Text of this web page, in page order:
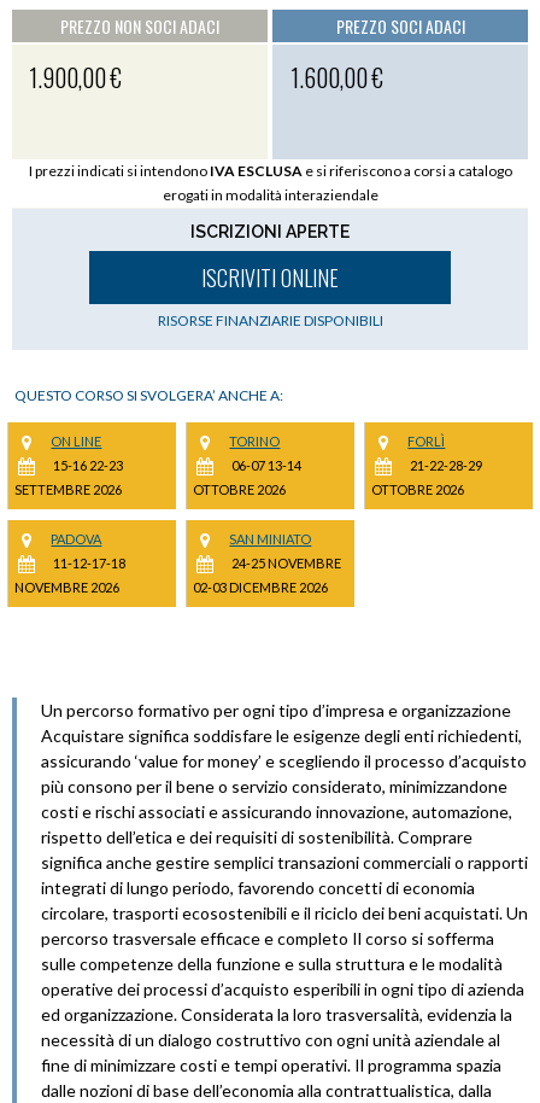
PREZZO NON SOCI ADACI
1.900,00 €
PREZZO SOCI ADACI
1.600,00 €
I prezzi indicati si intendono IVA ESCLUSAe si riferiscono a corsi a catalogo
erogati in modalità interaziendale
ISCRIZIONI APERTE
ISCRIVITI ONLINE
RISORSE FINANZIARIE DISPONIBILI
QUESTO CORSO SI SVOLGERA’ ANCHE A:
ON LINE
15-16 22-23
SETTEMBRE 2026
TORINO
06-07 13-14
OTTOBRE 2026
FORLÌ
21-22-28-29
OTTOBRE 2026
PADOVA
11-12-17-18
NOVEMBRE 2026
SAN MINIATO
24-25 NOVEMBRE
02-03 DICEMBRE 2026
Un percorso formativo per ogni tipo d’impresa e organizzazione
Acquistare significa soddisfare le esigenze degli enti richiedenti,
assicurando ‘value for money’ e scegliendo il processo d’acquisto
più consono per il bene o servizio considerato, minimizzandone
costi e rischi associati e assicurando innovazione, automazione,
rispetto dell’etica e dei requisiti di sostenibilità. Comprare
significa anche gestire semplici transazioni commerciali o rapporti
integrati di lungo periodo, favorendo concetti di economia
circolare, trasporti ecosostenibili e il riciclo dei beni acquistati. Un
percorso trasversale efficace e completo Il corso si sofferma
sulle competenze della funzione e sulla struttura e le modalità
operative dei processi d’acquisto esperibili in ogni tipo di azienda
ed organizzazione. Considerata la loro trasversalità, evidenzia la
necessità di un dialogo costruttivo con ogni unità aziendale al
fine di minimizzare costi e tempi operativi. Il programma spazia
dalle nozioni di base dell’economia alla contrattualistica, dalla